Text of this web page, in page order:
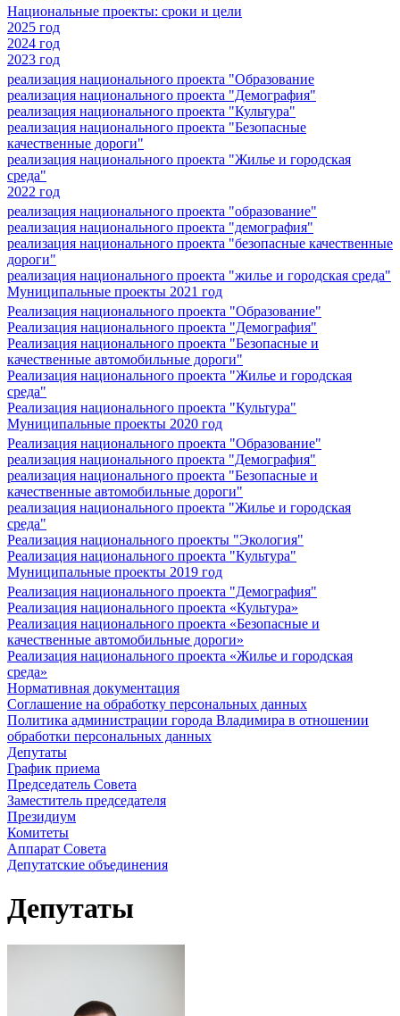
Национальные проекты: сроки и цели
2025 год
2024 год
2023 год
реализация национального проекта "Образование
реализация национального проекта "Демография"
реализация национального проекта "Культура"
реализация национального проекта "Безопасные
качественные дороги"
реализация национального проекта "Жилье и городская
среда"
2022 год
реализация национального проекта "образование"
реализация национального проекта "демография"
реализация национального проекта "безопасные качественные
дороги"
реализация национального проекта "жилье и городская среда"
Муниципальные проекты 2021 год
Реализация национального проекта "Образование"
Реализация национального проекта "Демография"
Реализация национального проекта "Безопасные и
качественные автомобильные дороги"
Реализация национального проекта "Жилье и городская
среда"
Реализация национального проекта "Культура"
Муниципальные проекты 2020 год
Реализация национального проекта "Образование"
реализация национального проекта "Демография"
реализация национального проекта "Безопасные и
качественные автомобильные дороги"
реализация национального проекта "Жилье и городская
среда"
Реализация национального проекты "Экология"
Реализация национального проекта "Культура"
Муниципальные проекты 2019 год
Реализация национального проекта "Демография"
Реализация национального проекта «Культура»
Реализация национального проекта «Безопасные и
качественные автомобильные дороги»
Реализация национального проекта «Жилье и городская
среда»
Нормативная документация
Соглашение на обработку персональных данных
Политика администрации города Владимира в отношении
обработки персональных данных
Депутаты
График приема
Председатель Совета
Заместитель председателя
Президиум
Комитеты
Аппарат Совета
Депутатские объединения
Депутаты